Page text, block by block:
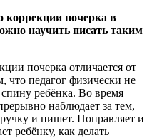
коррекции почерка в
научить писать таким
почерка отличается от
что педагог физически не
ребёнка. Во время
наблюдает за тем,
и пишет. Поправляет и
ребёнку, как делать